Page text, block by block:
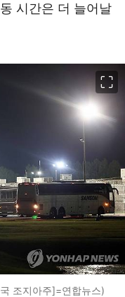
시간은 더 늘어날
조지아주]=연합뉴스)